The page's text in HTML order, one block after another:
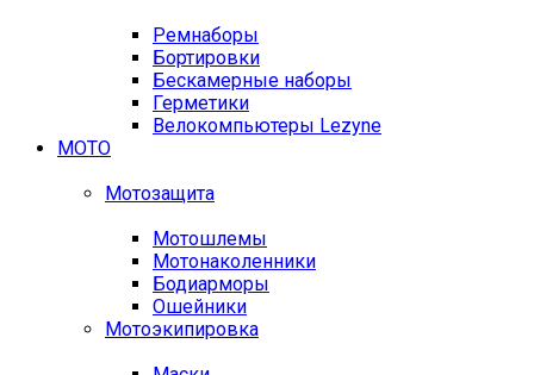
Ремнаборы
Бортировки
Бескамерные наборы
Герметики
Велокомпьютеры Lezyne
МОТО
Мотозащита
Мотошлемы
Мотонаколенники
Бодиарморы
Ошейники
Мотоэкипировка